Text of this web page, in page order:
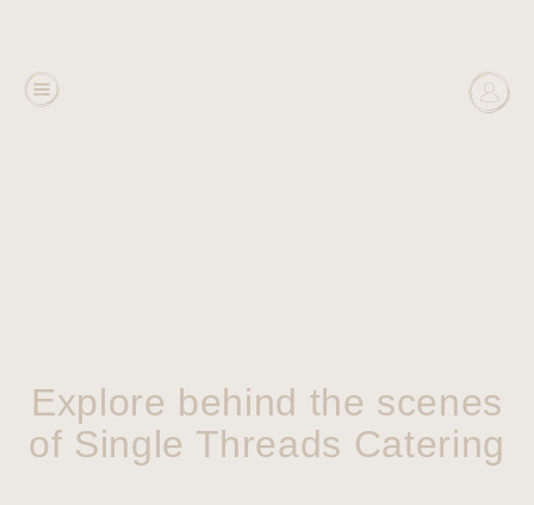
Explore behind the scenes
of Single Threads Catering